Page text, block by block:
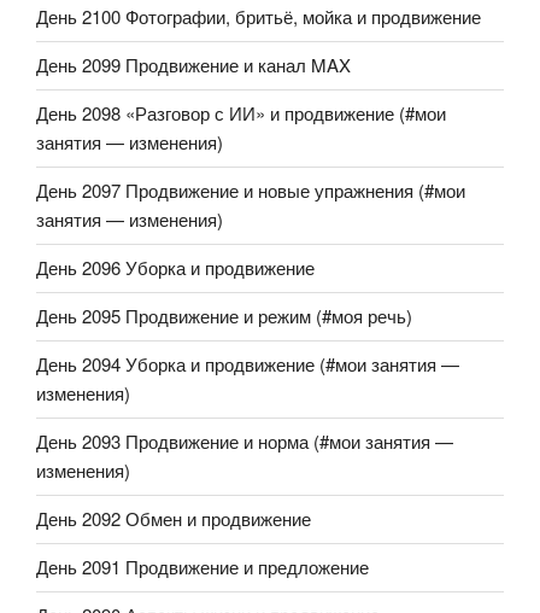
День 2100 Фотографии, бритьё, мойка и продвижение
День 2099 Продвижение и канал MAX
День 2098 «Разговор с ИИ» и продвижение (#мои
занятия — изменения)
День 2097 Продвижение и новые упражнения (#мои
занятия — изменения)
День 2096 Уборка и продвижение
День 2095 Продвижение и режим (#моя речь)
День 2094 Уборка и продвижение (#мои занятия —
изменения)
День 2093 Продвижение и норма (#мои занятия —
изменения)
День 2092 Обмен и продвижение
День 2091 Продвижение и предложение